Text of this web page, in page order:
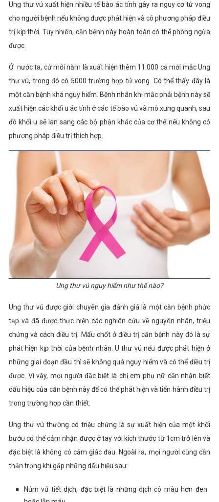
Ung thư vú xuất hiện nhiều tế bào ác tính gây ra nguy cơ tử vong
cho người bệnh nếu không được phát hiện và có phương pháp điều
trị kịp thời. Tuy nhiên, căn bệnh này hoàn toàn có thể phòng ngừa
được.
Ở nước ta, cứ mỗi năm là xuất hiện thêm 11.000 ca mới mắc Ung
thư vú, trong đó có 5000 trường hợp tử vong. Có thể thấy đây là
một căn bệnh khá nguy hiểm. Bệnh nhân khi mắc phải bệnh này sẽ
xuất hiện các khối u ác tính ở các tế bào vú và mô xung quanh, sau
đó khối u sẽ lan sang các bộ phận khác của cơ thể nếu không có
phương pháp điều trị thích hợp.
Ung thư vú nguy hiểm như thế nào?
Ung thư vú được giới chuyên gia đánh giá là một căn bệnh phức
tạp và đã được thực hiện các nghiên cứu về nguyên nhân, triệu
chứng và cách điều trị. Mấu chốt ở điều trị căn bệnh này đó là sự
phát hiện kịp thời của bệnh nhân. U thư vú nếu được phát hiện ở
những giai đoạn đầu thì sẽ không quá nguy hiểm và có thể điều trị
được. Vì vậy, mọi người đặc biệt là chị em phụ nữ cần nhận biết
dấu hiệu của căn bệnh này để có thể phát hiện và tiến hành điều trị
trong trường hợp cần thiết.
Ung thư vú thường có triệu chứng là sự xuất hiện của một khối
bướu có thể cảm nhận được ở tay với kích thước từ 1cm trở lên và
đặc biệt là không có cảm giác đau. Ngoài ra, mọi người cũng cần
thận trọng khi gặp những dấu hiệu sau:
Núm vú tiết dịch, đặc biệt là những dịch có màu hơn đen